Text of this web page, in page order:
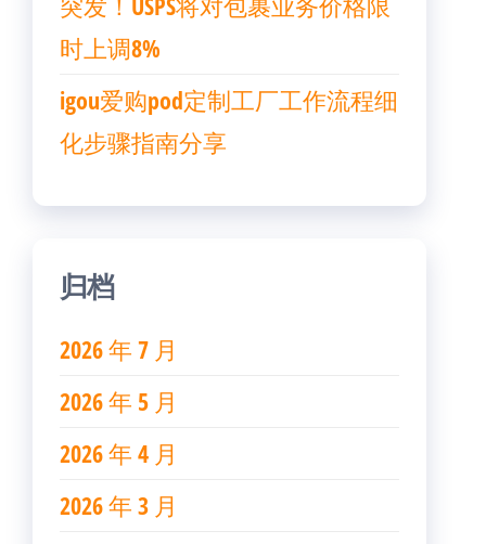
时上调8%
igou爱购pod定制工厂工作流程细
化步骤指南分享
归档
2026 年 7 月
2026 年 5 月
2026 年 4 月
2026 年 3 月